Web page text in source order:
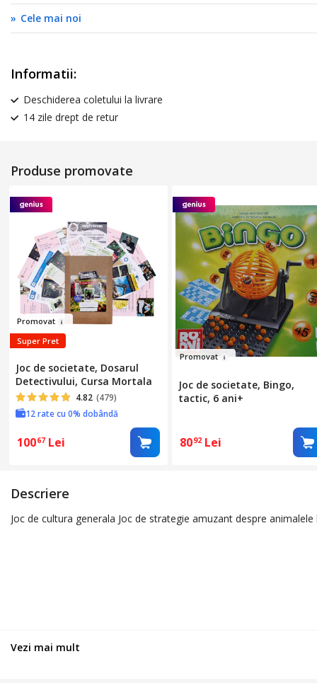
Informatii:
Deschiderea coletului la livrare
14 zile drept de retur
Cele mai noi
Produse promovate
Promovat
Super Pret
Joc de societate, Dosarul
Detectivului, Cursa Mortala
4.82 (479)
12 rate cu 0% dobândă
10067 Lei
Promovat
Joc de societate, Bingo,
tactic, 6 ani+
8092 Lei
Descriere
Joc de cultura generala Joc de strategie amuzant despre
Vezi mai mult